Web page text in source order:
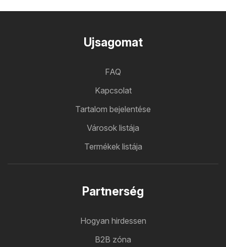
Ujsagomat
FAQ
Kapcsolat
Tartalom bejelentése
Városok listája
Termékek listája
Partnerség
Hogyan hirdessen
B2B zóna